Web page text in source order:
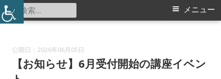
コ
ン
勝田小学校コミュニティハウス
メ
メニュー
検
索:
2026年06月05日
【お知らせ】6月受付開始の講座イベン